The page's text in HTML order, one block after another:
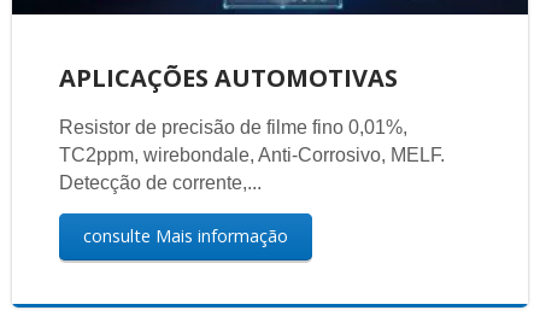
APLICAÇÕES AUTOMOTIVAS
Resistor de precisão de filme fino 0,01%,
TC2ppm, wirebondale, Anti-Corrosivo, MELF.
Detecção de corrente,...
consulte Mais informação